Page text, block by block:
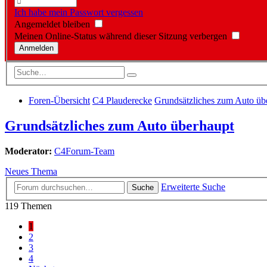
Ich habe mein Passwort vergessen
Angemeldet bleiben
Meinen Online-Status während dieser Sitzung verbergen
Foren-Übersicht C4 Plauderecke Grundsätzliches zum Auto
Grundsätzliches zum Auto überhaupt
Moderator: C4Forum-Team
Neues Thema
Suche
Erweiterte Suche
119 Themen
1
2
3
4